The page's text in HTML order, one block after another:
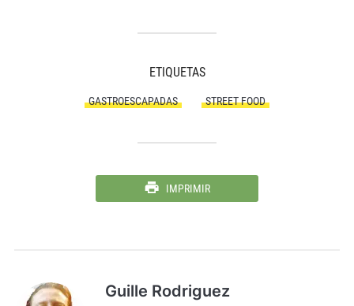
ETIQUETAS
GASTROESCAPADAS STREET FOOD
IMPRIMIR
Guille Rodriguez